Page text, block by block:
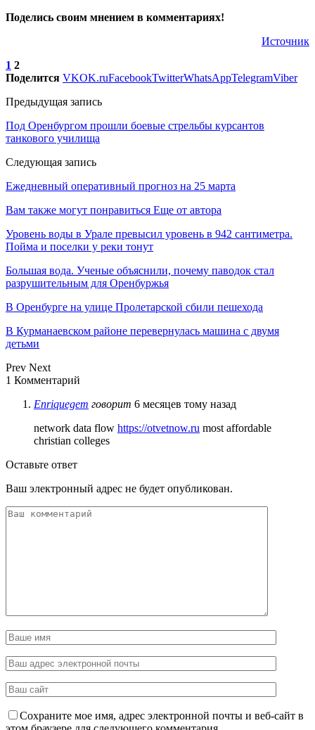
Поделись своим мнением в комментариях!
Источник
1 2
Поделится VKOK.ruFacebookTwitterWhatsAppTelegramViber
Предыдущая запись
Под Оренбургом прошли боевые стрельбы курсантов
танкового училища
Следующая запись
Ежедневный оперативный прогноз на 25 марта
Вам также могут понравиться Еще от автора
Уровень воды в Урале превысил уровень в 942 сантиметра.
Пойма и поселки у реки тонут
Большая вода. Ученые объяснили, почему паводок стал
разрушительным для Оренбуржья
В Оренбурге на улице Пролетарской сбили пешехода
В Курманаевском районе перевернулась машина с двумя
детьми
Prev Next
1 Комментарий
Enriquegem говорит 6 месяцев тому назад
network data flow https://otvetnow.ru most affordable
christian colleges
Оставьте ответ
Ваш электронный адрес не будет опубликован.
Сохраните мое имя, адрес электронной почты и веб-сайт в